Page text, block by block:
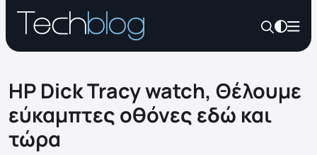
HP Dick Tracy watch, Θέλουμε
εύκαμπτες οθόνες εδώ και
τώρα